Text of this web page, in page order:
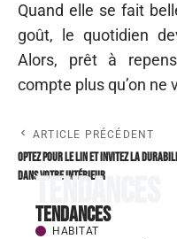
Quand elle se fait
goût, le quotidien
Alors, prêt à
compte plus qu’on ne
ARTICLE PRÉCÉDENT
Optez pour le lin et invitez la
dans votre intérieur
Tendances
Tendances
HABITAT